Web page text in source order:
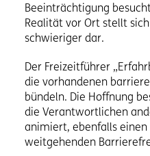
Beeinträchtigung
Realität vor Ort stellt
schwieriger dar.
Der Freizeitführer
die vorhandenen
bündeln. Die Hoffnung
die Verantwortlichen
animiert, ebenfalls
weitgehenden